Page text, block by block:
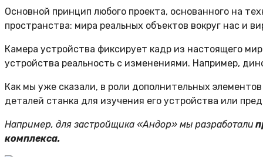
Основной принцип любого проекта, основанного на
пространства: мира реальных объектов вокруг нас и
Камера устройства фиксирует кадр из настоящего
устройства реальность с изменениями. Например,
Как мы уже сказали, в роли дополнительных
деталей станка для изучения его устройства или
Например, для застройщика «Андор» мы разработали
комплекса.